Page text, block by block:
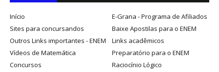
Início
E-Grana - Programa de Afiliados
Sites para concursandos
Baixe Apostilas para o ENEM
Outros Links importantes - ENEM
Links acadêmicos
Vídeos de Matemática
Preparatório para o ENEM
Concursos
Raciocínio Lógico